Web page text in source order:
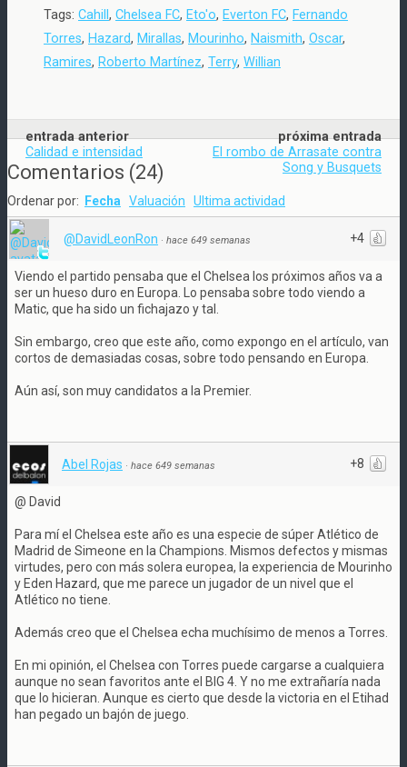
Tags: Cahill , Chelsea FC, Eto'o, Everton FC, Fernando
Torres, Hazard, Mirallas, Mourinho, Naismith, Oscar,
Ramires, Roberto Martínez, Terry, Willian
entrada anterior
Calidad e intensidad
próxima entrada
El rombo de Arrasate contra
Song y Busquets
Comentarios (24)
Ordenar por: Fecha Valuación Ultima actividad
+4
@DavidLeonRon · hace 649 semanas
Viendo el partido pensaba que el Chelsea los próximos años va a
ser un hueso duro en Europa. Lo pensaba sobre todo viendo a
Matic, que ha sido un fichajazo y tal.
Sin embargo, creo que este año, como expongo en el artículo, van
cortos de demasiadas cosas, sobre todo pensando en Europa.
Aún así, son muy candidatos a la Premier.
+8
Abel Rojas · hace 649 semanas
@ David
Para mí el Chelsea este año es una especie de súper Atlético de
Madrid de Simeone en la Champions. Mismos defectos y mismas
virtudes, pero con más solera europea, la experiencia de Mourinho
y Eden Hazard, que me parece un jugador de un nivel que el
Atlético no tiene.
Además creo que el Chelsea echa muchísimo de menos a Torres.
En mi opinión, el Chelsea con Torres puede cargarse a cualquiera
aunque no sean favoritos ante el BIG 4. Y no me extrañaría nada
que lo hicieran. Aunque es cierto que desde la victoria en el Etihad
han pegado un bajón de juego.